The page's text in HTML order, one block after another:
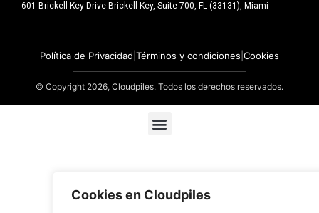
Cookies en Cloudpiles
601 Brickell Key Drive Brickell Key, Suite 700, FL (33131), Miami
Política de Privacidad Términos y condiciones Cookies
© Copyright 2026, Cloudpiles. Todos los derechos reservados.
Menu